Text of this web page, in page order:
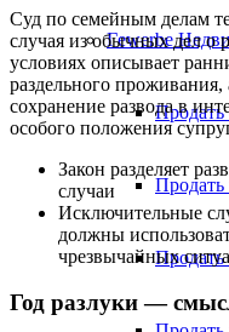
Гewerbe
Продать
Продать
Суд по семейным делам
случая из обычных дел о
условиях описывает
раздельного
сохранение развода в
особого положения
Закон разделяет
случаи
Исключительные
должны
чрезвычайных
Год разлуки —